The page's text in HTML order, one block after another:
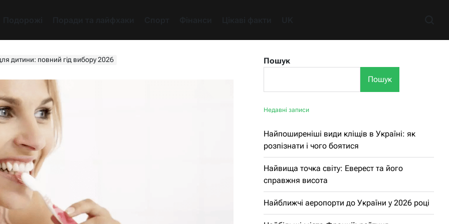
дитини: повний гід вибору 2026
Пошук
Пошук
Недавні записи
Найпоширеніші види кліщів в Україні: як
розпізнати і чого боятися
Найвища точка світу: Еверест та його
справжня висота
Найближчі аеропорти до України у 2026 році